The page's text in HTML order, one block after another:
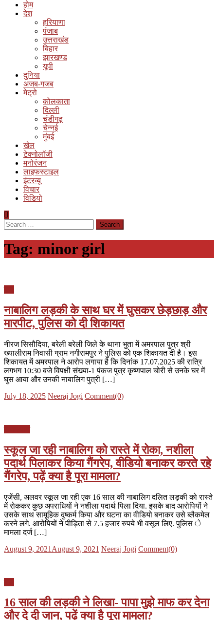
होम
देश
हरियाणा
पंजाब
उत्तराखंड
बिहार
झारखण्ड
यूपी
दुनिया
अजब-गजब
मेट्रो
कोलकाता
दिल्ली
चंडीगढ़
चेन्नई
मुंबई
खेल
टेक्नोलॉजी
मनोरंजन
लाइफस्टाइल
इंटरव्यू
विचार
विडियो
Search
for:
Tag: minor girl
नाबालिग लड़की के साथ घर में घुसकर छेड़छाड़ और
मारपीट, पुलिस को दी शिकायत
नीरज सिसौदिया, बरेली बरेली जिले के थाना भुता में अमरपाल पुत्र श्री
ख्यालीराम निवासी ग्राम नगीरामपुर ने पुलिस को एक शिकायत दी है। इस
शिकायत में अमरपाल ने आरोप लगाया है कि दिनांक 17.07.2025 की रात्रि
लगभग 10:30 बजे विपक्षी संख्या-1 पंकज पुत्र कृष्णपाल चोरी से उनके घर में
घुस आया और उनकी नाबालिग पुत्री […]
Posted
July 18, 2025 Author
Neeraj Jogi Comment(0)
स्कूल जा रही नाबालिग को रास्ते में रोका, नशीला
पदार्थ पिलाकर किया गैंगरेप, वीडियो बनाकर करते रहे
गैंगरेप, पढ़ें क्या है पूरा मामला?
एजेंसी, अलवर स्कूल जा रही एक 16 साल की नाबालिग दलित लड़की को रास्ते
में रोककर कुछ अपराधियों ने नशीला पदार्थ पिला दिया. इसके बाद आरोपियों ने
उसके साथ सामूहिक दुष्कर्म किया और घटना का वीडियो बनाकर उसे ब्लैकमेल
करने लगे. आरोपियों ने पीड़िता से 7.5 हजार रुपये भी वसूल लिए. पुलिस े
मामला दर्ज […]
Posted
August 9, 2021 August 9, 2021 Author
Neeraj Jogi Comment(0)
16 साल की लड़की ने लिखा- पापा मुझे माफ कर देना
और दे दी जान, पढ़ें क्या है पूरा मामला?